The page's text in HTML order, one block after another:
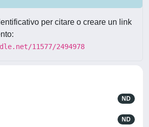
per citare o creare un link
11577/2494978
ND
ND